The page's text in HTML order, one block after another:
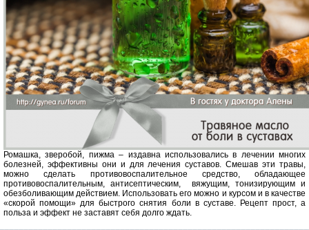
Ромашка, зверобой, пижма – издавна использовались в лечении многих
болезней, эффективны они и для лечения суставов. Смешав эти травы,
можно сделать противовоспалительное средство, обладающее
противовоспалительным, антисептическим,
вяжущим, тонизирующим и
обезболивающим действием. Использовать его можно и курсом и в качестве
«скорой помощи» для быстрого снятия боли в суставе. Рецепт прост, а
польза и эффект не заставят себя долго ждать.